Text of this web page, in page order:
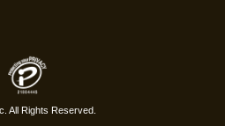
All Rights Reserved.